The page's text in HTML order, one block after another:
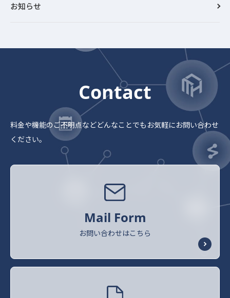
お知らせ
Contact
料金や機能のご不明点などどんなことでもお気軽にお問い合わせ
ください。
Mail Form
お問い合わせはこちら